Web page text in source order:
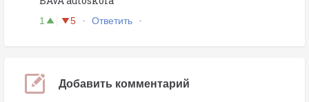
1 5 Ответить
Добавить комментарий